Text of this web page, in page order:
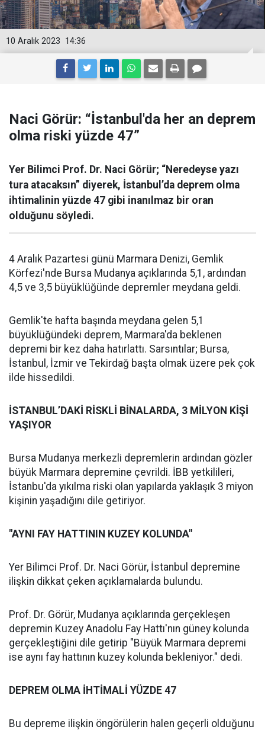
14:36
10 Aralık 2023
Naci Görür: “İstanbul'da her an deprem
olma riski yüzde 47”
Yer Bilimci Prof. Dr. Naci Görür; “Neredeyse yazı
tura atacaksın” diyerek, İstanbul’da deprem olma
ihtimalinin yüzde 47 gibi inanılmaz bir oran
olduğunu söyledi.
4 Aralık Pazartesi günü Marmara Denizi, Gemlik
Körfezi'nde Bursa Mudanya açıklarında 5,1, ardından
4,5 ve 3,5 büyüklüğünde depremler meydana geldi.
Gemlik'te hafta başında meydana gelen 5,1
büyüklüğündeki deprem, Marmara'da beklenen
depremi bir kez daha hatırlattı. Sarsıntılar; Bursa,
İstanbul, İzmir ve Tekirdağ başta olmak üzere pek çok
ilde hissedildi.
İSTANBUL’DAKİ RİSKLİ BİNALARDA, 3 MİLYON KİŞİ
YAŞIYOR
Bursa Mudanya merkezli depremlerin ardından gözler
büyük Marmara depremine çevrildi. İBB yetkilileri,
İstanbu'da yıkılma riski olan yapılarda yaklaşık 3 miyon
kişinin yaşadığını dile getiriyor.
"AYNI FAY HATTININ KUZEY KOLUNDA"
Yer Bilimci Prof. Dr. Naci Görür, İstanbul depremine
ilişkin dikkat çeken açıklamalarda bulundu.
Prof. Dr. Görür, Mudanya açıklarında gerçekleşen
depremin Kuzey Anadolu Fay Hattı'nın güney kolunda
gerçekleştiğini dile getirip "Büyük Marmara depremi
ise aynı fay hattının kuzey kolunda bekleniyor." dedi.
DEPREM OLMA İHTİMALİ YÜZDE 47
Bu depreme ilişkin öngörülerin halen geçerli olduğunu